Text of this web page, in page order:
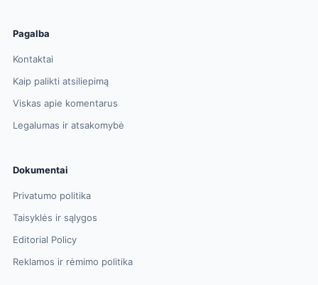
Pagalba
Kontaktai
Kaip palikti atsiliepimą
Viskas apie komentarus
Legalumas ir atsakomybė
Dokumentai
Privatumo politika
Taisyklės ir sąlygos
Editorial Policy
Reklamos ir rėmimo politika